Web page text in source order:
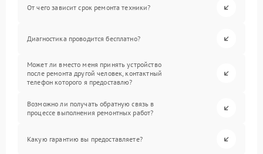
От чего зависит срок ремонта техники?
Диагностика проводится бесплатно?
Может ли вместо меня принять устройство
после ремонта другой человек, контактный
телефон которого я предоставлю?
Возможно ли получать обратную связь в
процессе выполнения ремонтных работ?
Какую гарантию вы предоставляете?